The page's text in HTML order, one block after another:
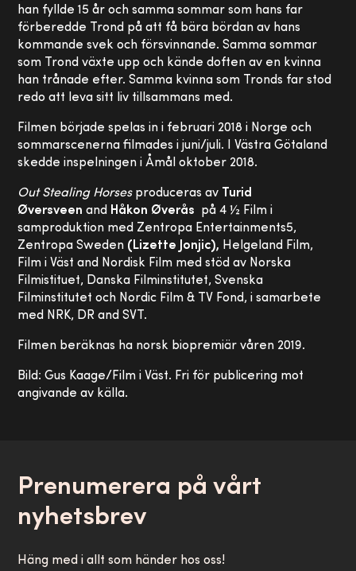
han fyllde 15 år och samma sommar som hans far
förberedde Trond på att få bära bördan av hans
kommande svek och försvinnande. Samma sommar
som Trond växte upp och kände doften av en kvinna
han trånade efter. Samma kvinna som Tronds far stod
redo att leva sitt liv tillsammans med.
Filmen började spelas in i februari 2018 i Norge och
sommarscenerna filmades i juni/juli. I Västra Götaland
skedde inspelningen i Åmål oktober 2018.
Out Stealing Horsesproduceras av
Turid
Øversveen and Håkon Øverås på 4 ½ Film i
samproduktion med Zentropa Entertainments5,
Zentropa Sweden (Lizette Jonjic), Helgeland Film,
Film i Väst and Nordisk Film med stöd av Norska
Filmistituet, Danska Filminstitutet, Svenska
Filminstitutet och Nordic Film & TV Fond, i samarbete
med NRK, DR and SVT.
Filmen beräknas ha norsk biopremiär våren 2019.
Bild: Gus Kaage/Film i Väst. Fri för publicering mot
angivande av källa.
Prenumerera på vårt
nyhetsbrev
Häng med i allt som händer hos oss!